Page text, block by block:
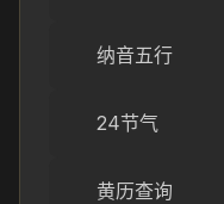
纳音五行
24节气
黄历查询